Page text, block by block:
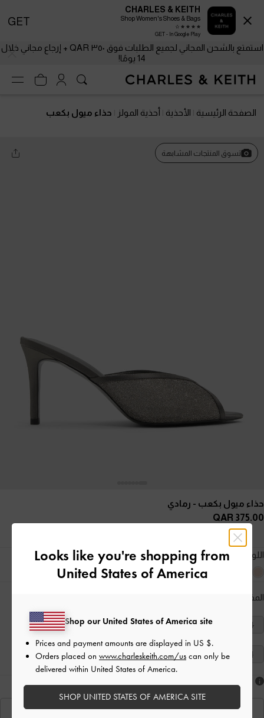
استمتع بالشحن المجاني لجميع الطلبات فوق ٣٥٠ QAR + إرجاع مجاني خلال
14 يومًا!
الصفحة الرئيسية الأحذية أحذية المولز حذاء ميول بكعب
تسوق المنتجات المشابهة
حذاء ميول بكعب - رمادي
375.00 QAR
اللون: رمادي
المقاس:
34
35
36
37
38
39
40
41
عرض منتجاتٍ مشابهة
CHARLES & KEITH
Shop Women's Shoes & Bags
GET - In Google Play
GET
Looks like you're shopping from
United States of America
Shop our United States of America site
Prices and payment amounts are displayed in US $.
Orders placed on www.charleskeith.com/us can only be
delivered within United States of America.
SHOP UNITED STATES OF AMERICA SITE